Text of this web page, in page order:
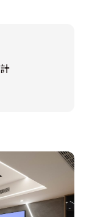
為空間中的視
又不影響採
為一家人打造